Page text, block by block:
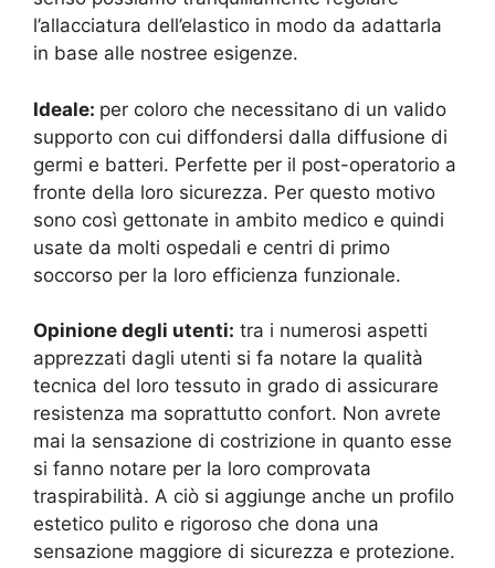
l’allacciatura dell’elastico in modo da adattarla
in base alle nostree esigenze.
Ideale: per coloro che necessitano di un valido
supporto con cui diffondersi dalla diffusione di
germi e batteri. Perfette per il post-operatorio a
fronte della loro sicurezza. Per questo motivo
sono così gettonate in ambito medico e quindi
usate da molti ospedali e centri di primo
soccorso per la loro efficienza funzionale.
Opinione degli utenti: tra i numerosi aspetti
apprezzati dagli utenti si fa notare la qualità
tecnica del loro tessuto in grado di assicurare
resistenza ma soprattutto confort. Non avrete
mai la sensazione di costrizione in quanto esse
si fanno notare per la loro comprovata
traspirabilità. A ciò si aggiunge anche un profilo
estetico pulito e rigoroso che dona una
sensazione maggiore di sicurezza e protezione.